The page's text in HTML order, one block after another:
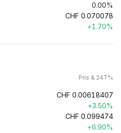
0.00%
CHF 0.070078
+1.70%
Pris & 24T%
CHF 0.00618407
+3.50%
CHF 0.099474
+6.90%